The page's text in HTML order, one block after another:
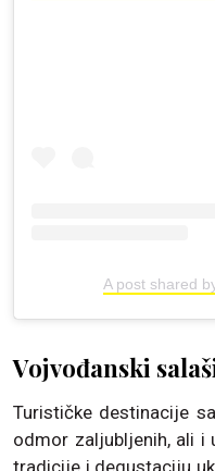
A post shared
Vojvođanski
Turističke destinacije
odmor zaljubljenih, ali i
tradicije i degustaciju